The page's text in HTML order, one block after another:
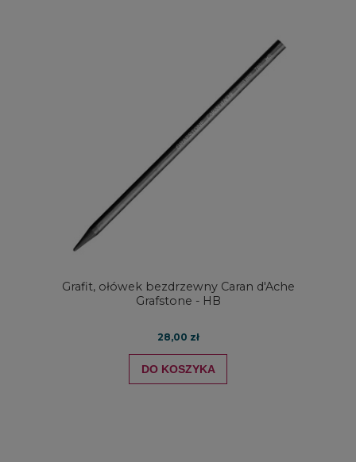
Grafit, ołówek bezdrzewny Caran d'Ache
Grafstone - HB
28,00 zł
DO KOSZYKA